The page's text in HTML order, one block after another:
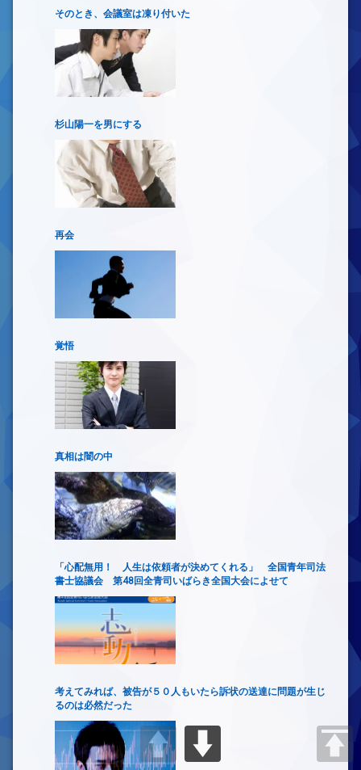
そのとき、会議室は凍り付いた
杉山陽一を男にする
再会
覚悟
真相は闇の中
「心配無用！ 人生は依頼者が決めてくれる」 全国青年司法
書士協議会 第48回全青司いばらき全国大会によせて
考えてみれば、被告が５０人もいたら訴状の送達に問題が生じ
るのは必然だった